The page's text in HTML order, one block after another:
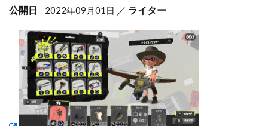
公開日 2022年09月01日 ライター